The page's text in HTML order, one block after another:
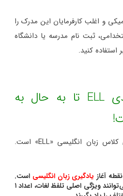
و اغلب کارفرمایان این مدرک را
ثبت نام مدرسه یا دانشگاه
استفاده کنید.
آیا نام سطح بندی ELL تا به حال به
یکی از انواع سطح های کلاس زبان انگلیسی «ELL» است.
آغاز یادگیری زبان انگلیسی است.
در این مرحله زبان آموزان می‌توانند ویژگی اصلی تلفظ لغات، اعداد ۱